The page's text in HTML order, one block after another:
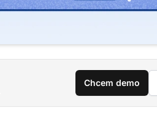
Chcem demo